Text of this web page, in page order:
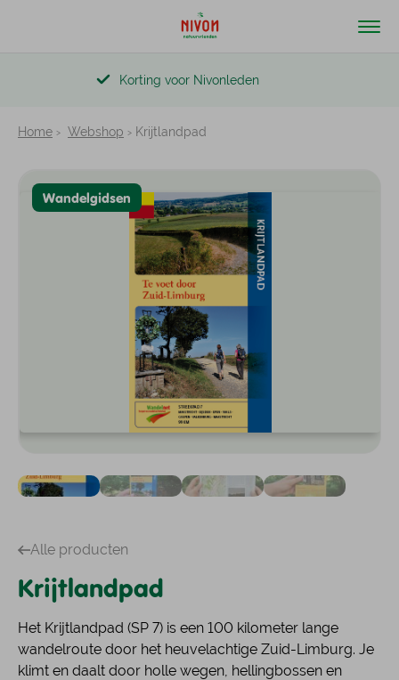
Korting voor Nivonleden
Home Webshop Krijtlandpad
Wandelgidsen
Alle producten
Krijtlandpad
Het Krijtlandpad (SP 7) is een 100 kilometer lange
wandelroute door het heuvelachtige Zuid-Limburg. Je
klimt en daalt door holle wegen, hellingbossen en